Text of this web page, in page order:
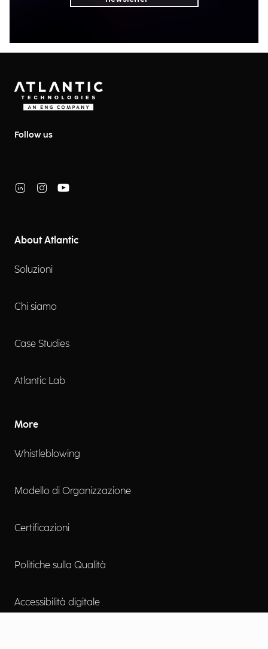
Follow us
About Atlantic
Soluzioni
Chi siamo
Case Studies
Atlantic Lab
More
Whistleblowing
Modello di Organizzazione
Certificazioni
Politiche sulla Qualità
Accessibilità digitale